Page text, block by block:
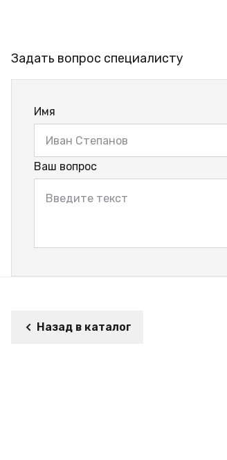
Задать вопрос специалисту
Имя
Ваш вопрос
Назад в каталог